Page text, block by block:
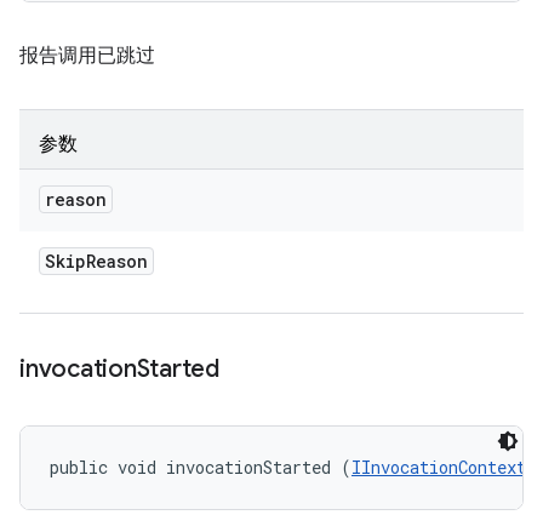
报告调用已跳过
参数
reason
SkipReason
invocationStarted
public void invocationStarted (IInvocationContext